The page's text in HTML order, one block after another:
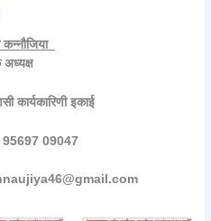
अध्यक्ष
कार्यकारिणी इकाई
95697 09047